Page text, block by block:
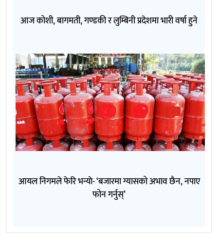
आज कोशी, बागमती, गण्डकी र लुम्बिनी प्रदेशमा भारी वर्षा हुने
आयल निगमले फेरि भन्याे- ‘बजारमा ग्यासको अभाव छैन, नपाए
फोन गर्नुस्’